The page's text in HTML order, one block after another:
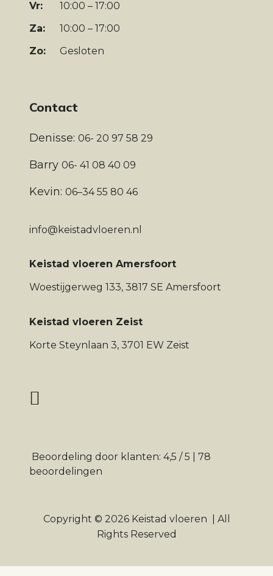
Vr:
10:00 – 17:00
Za:
10:00 – 17:00
Zo:
Gesloten
Contact
Denisse: 06- 20 97 58 29
Barry 06- 41 08 40 09
Kevin: 06–34 55 80 46
info@keistadvloeren.nl
Keistad vloeren Amersfoort
Woestijgerweg 133, 3817 SE Amersfoort
Keistad vloeren Zeist
Korte Steynlaan 3, 3701 EW Zeist
Copyright © 2026 Keistad vloeren
All
Rights Reserved
Beoordeling door klanten: 4,5 /5
78
beoordelingen